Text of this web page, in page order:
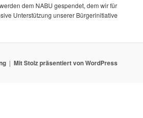
dem NABU gespendet, dem wir für
Unterstützung unserer Bürgerinitiative
Mit Stolz präsentiert von WordPress